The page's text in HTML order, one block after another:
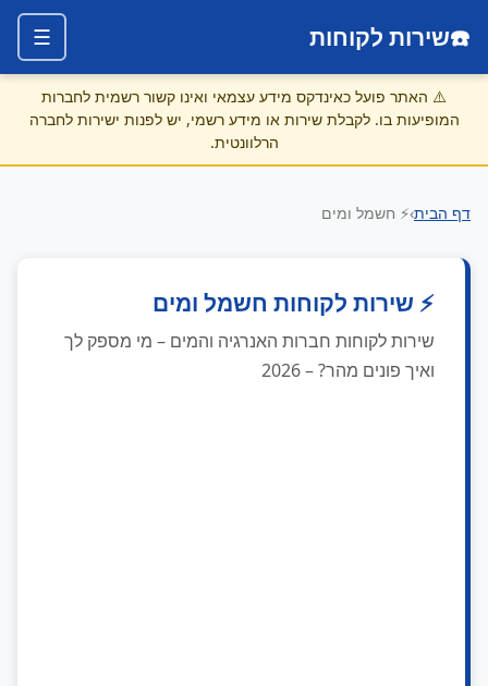
☎️שירות לקוחות ☰
⚠️ האתר פועל כאינדקס מידע עצמאי ואינו קשור רשמית לחברות
המופיעות בו. לקבלת שירות או מידע רשמי, יש לפנות ישירות לחברה
הרלוונטית.
דף הבית›⚡ חשמל ומים
⚡ שירות לקוחות חשמל ומים
שירות לקוחות חברות האנרגיה והמים – מי מספק לך
ואיך פונים מהר? – 2026